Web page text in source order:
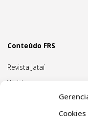
Cookies
Conteúdo FRS
Revista Jataí
Webinars